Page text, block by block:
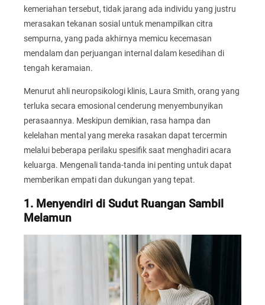
kemeriahan tersebut, tidak jarang ada individu yang justru
merasakan tekanan sosial untuk menampilkan citra
sempurna, yang pada akhirnya memicu kecemasan
mendalam dan perjuangan internal dalam kesedihan di
tengah keramaian.
Menurut ahli neuropsikologi klinis, Laura Smith, orang yang
terluka secara emosional cenderung menyembunyikan
perasaannya. Meskipun demikian, rasa hampa dan
kelelahan mental yang mereka rasakan dapat tercermin
melalui beberapa perilaku spesifik saat menghadiri acara
keluarga. Mengenali tanda-tanda ini penting untuk dapat
memberikan empati dan dukungan yang tepat.
1. Menyendiri di Sudut Ruangan Sambil
Melamun